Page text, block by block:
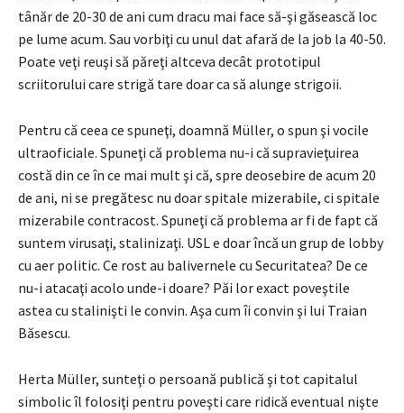
tânăr de 20-30 de ani cum dracu mai face să-şi găsească loc
pe lume acum. Sau vorbiţi cu unul dat afară de la job la 40-50.
Poate veţi reuşi să păreţi altceva decât prototipul
scriitorului care strigă tare doar ca să alunge strigoii.
Pentru că ceea ce spuneţi, doamnă Müller, o spun şi vocile
ultraoficiale. Spuneţi că problema nu-i că supravieţuirea
costă din ce în ce mai mult şi că, spre deosebire de acum 20
de ani, ni se pregătesc nu doar spitale mizerabile, ci spitale
mizerabile contracost. Spuneţi că problema ar fi de fapt că
suntem virusaţi, stalinizaţi. USL e doar încă un grup de lobby
cu aer politic. Ce rost au balivernele cu Securitatea? De ce
nu-i atacaţi acolo unde-i doare? Păi lor exact poveştile
astea cu stalinişti le convin. Aşa cum îi convin şi lui Traian
Băsescu.
Herta Müller, sunteţi o persoană publică şi tot capitalul
simbolic îl folosiţi pentru poveşti care ridică eventual nişte